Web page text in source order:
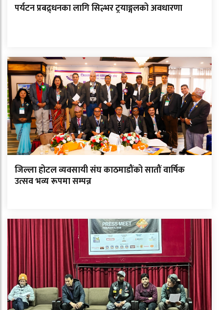
पर्यटन प्रबद्र्धनका लागि सिल्भर ट्रयाङ्गलको अवधारणा
जिल्ला होटल व्यवसायी संघ काठमाडौंको सातौं वार्षिक
उत्सव भव्य रूपमा सम्पन्न